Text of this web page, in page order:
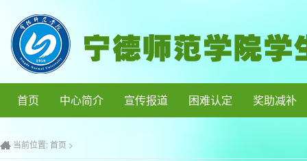
首页 中心简介 宣传报道 困难认定 奖助减补
当前位置:首页 >